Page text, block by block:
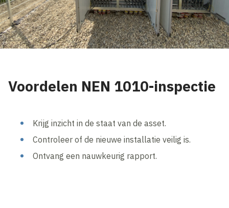
Voordelen NEN 1010-inspectie
Krijg inzicht in de staat van de asset.
Controleer of de nieuwe installatie veilig is.
Ontvang een nauwkeurig rapport.